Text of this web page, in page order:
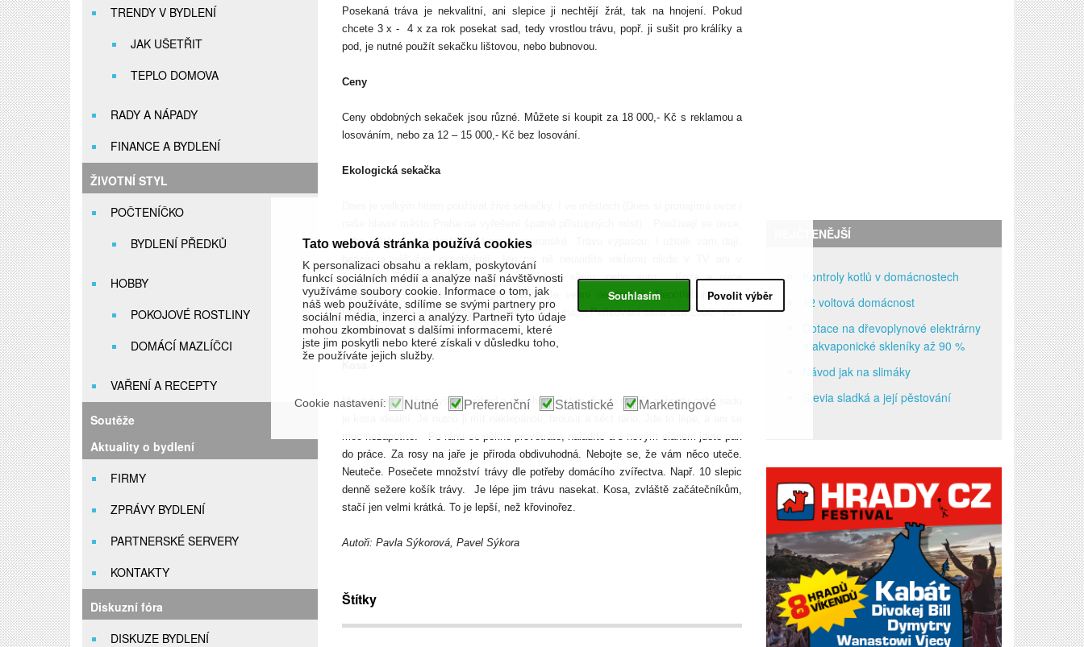
TRENDY V BYDLENÍ
JAK UŠETŘIT
TEPLO DOMOVA
RADY A NÁPADY
FINANCE A BYDLENÍ
ŽIVOTNÍ STYL
POČTENÍČKO
BYDLENÍ PŘEDKŮ
HOBBY
POKOJOVÉ ROSTLINY
DOMÁCÍ MAZLÍČCI
VAŘENÍ A RECEPTY
Soutěže
Aktuality o bydlení
FIRMY
ZPRÁVY BYDLENÍ
PARTNERSKÉ SERVERY
KONTAKTY
Diskuzní fóra
DISKUZE BYDLENÍ
Posekaná tráva je nekvalitní, ani slepice ji nechtějí žrát, tak na hnojení. Pokud
chcete 3 x -
4 x za rok posekat sad, tedy vrostlou trávu, popř. ji sušit pro králíky a
pod, je nutné použít sekačku lištovou, nebo bubnovou.
Ceny
Ceny obdobných sekaček jsou různé. Můžete si koupit za 18 000,- Kč s reklamou a
losováním, nebo za 12 – 15 000,- Kč bez losování.
Ekologická sekačka
nebo ještě méně náročnější kozy kamerunské. Trávu vypasou, i užitek vám dají,
benzín a váš čas nepotřebují. Jen na ně neuvidíte reklamu nikde v TV ani v
časopise. Taky nečekejte, že si vylosujete slevu, nebo auto.
Koza a ovce
kamerunská se často chová „na dálku“. Je velmi nenáročná. Nepotřebuje vodu.
Postačuje jí jen voda z rosy. Má velmi chutné maso.Pořizovací cena cca 2500,- Kč /
„jeden sekací stroj.“
Mnohdy po zvážení všech výhod a nevýhod zjistíte, že do menší zahrady nebo sadu
moc nezapotíte.
Po ránu se pěkně provětráte, naladíte a s novým elánem jdete pak
do práce. Za rosy na jaře je příroda obdivuhodná. Nebojte se, že vám něco uteče.
Neuteče. Posečete množství trávy dle potřeby domácího zvířectva. Např. 10 slepic
denně sežere košík trávy.
Je lépe jim trávu nasekat. Kosa, zvláště začátečníkům,
stačí jen velmi krátká. To je lepší, než křovinořez.
Autoři: Pavla Sýkorová, Pavel Sýkora
Štítky
NEJČTENĚJŠÍ
Kontroly kotlů v domácnostech
12 voltová domácnost
Dotace na dřevoplynové elektrárny
a akvaponické skleníky až 90 %
Návod jak na slimáky
Stevia sladká a její pěstování
Tato webová stránka používá cookies
K personalizaci obsahu a reklam, poskytování
funkcí sociálních médií a analýze naší návštěvnosti
využíváme soubory cookie. Informace o tom, jak
náš web používáte, sdílíme se svými partnery pro
sociální média, inzerci a analýzy. Partneři tyto údaje
mohou zkombinovat s dalšími informacemi, které
jste jim poskytli nebo které získali v důsledku toho,
že používáte jejich služby.
Souhlasím Povolit výběr
Cookie nastavení: Nutné Preferenční Statistické Marketingové